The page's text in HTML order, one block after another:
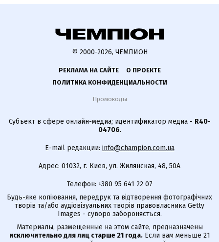
© 2000-2026, ЧЕМПИОН
РЕКЛАМА НА САЙТЕ
О ПРОЕКТЕ
ПОЛИТИКА КОНФИДЕНЦИАЛЬНОСТИ
Промокоды
Субъект в сфере онлайн-медиа; идентификатор медиа - R40-
04706.
E-mail редакции: info@champion.com.ua
Адрес: 01032, г. Киев, ул. Жилянская, 48, 50А
Телефон: +380 95 641 22 07
Будь-яке копіювання, передрук та відтворення фотографічних
творів та/або аудіовізуальних творів правовласника Getty
Images - суворо забороняється.
Материалы, размещенные на этом сайте, предназначены
исключительно для лиц старше 21 года.Если вам меньше 21